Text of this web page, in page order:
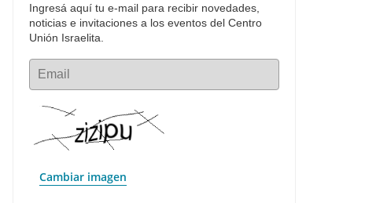
Ingresá aquí tu e-mail para recibir novedades,
noticias e invitaciones a los eventos del Centro
Unión Israelita.
Email
Cambiar imagen